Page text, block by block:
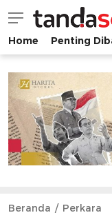
tandaseru.com
tandaseru.com
Home Penting
Beranda Perkara